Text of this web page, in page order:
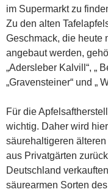
im Supermarkt zu
Zu den alten
Geschmack, die heute
angebaut werden,
„Adersleber Kalvill“, „
„Gravensteiner“ und „
Für die
wichtig. Daher wird
säurehaltigeren
aus Privatgärten
Deutschland
säurearmen Sorten